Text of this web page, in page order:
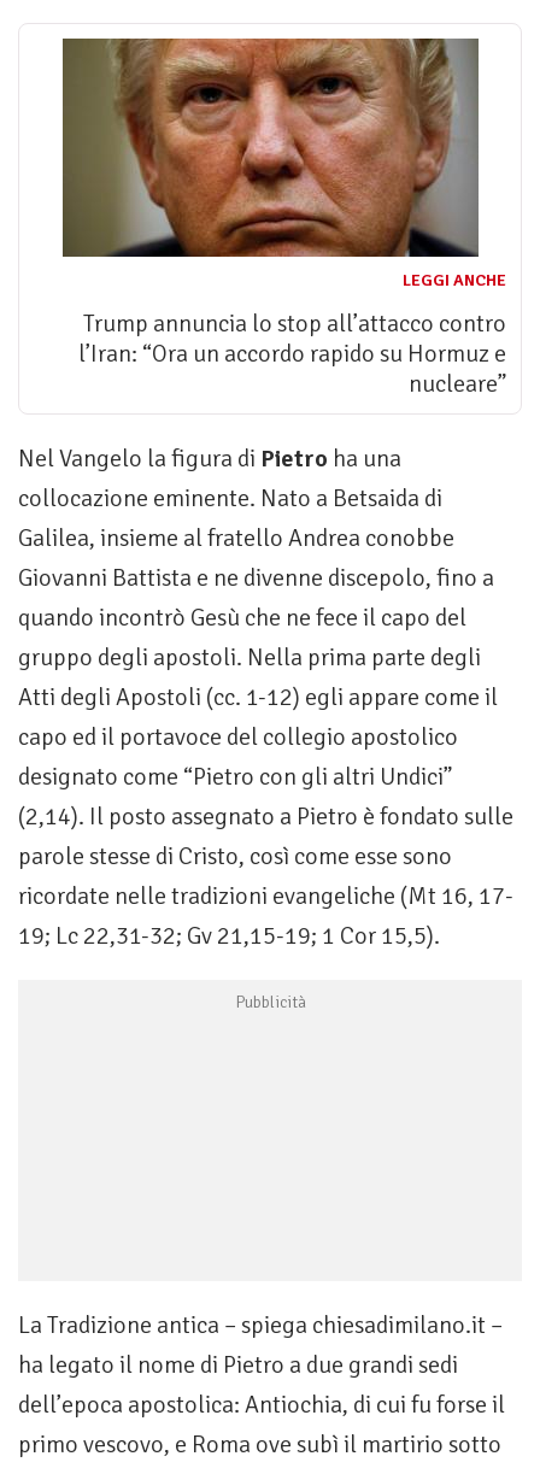
LEGGI ANCHE
Trump annuncia lo stop all’attacco contro
l’Iran: “Ora un accordo rapido su Hormuz e
nucleare”
Nel Vangelo la figura di Pietro ha una
collocazione eminente. Nato a Betsaida di
Galilea, insieme al fratello Andrea conobbe
Giovanni Battista e ne divenne discepolo, fino a
quando incontrò Gesù che ne fece il capo del
gruppo degli apostoli. Nella prima parte degli
Atti degli Apostoli (cc. 1-12) egli appare come il
capo ed il portavoce del collegio apostolico
designato come “Pietro con gli altri Undici”
(2,14). Il posto assegnato a Pietro è fondato sulle
parole stesse di Cristo, così come esse sono
ricordate nelle tradizioni evangeliche (Mt 16, 17-
19; Lc 22,31-32; Gv 21,15-19; 1 Cor 15,5).
La Tradizione antica – spiega chiesadimilano.it –
ha legato il nome di Pietro a due grandi sedi
dell’epoca apostolica: Antiochia, di cui fu forse il
primo vescovo, e Roma ove subì il martirio sotto